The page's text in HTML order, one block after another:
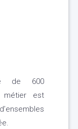
de 600
est